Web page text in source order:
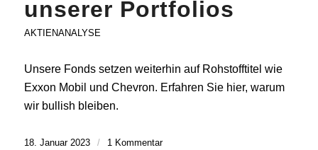
unserer Portfolios
AKTIENANALYSE
Unsere Fonds setzen weiterhin auf Rohstofftitel wie
Exxon Mobil und Chevron. Erfahren Sie hier, warum
wir bullish bleiben.
18. Januar 2023 / 1 Kommentar